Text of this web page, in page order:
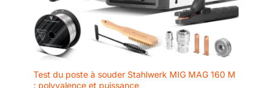
mode 2T/4T réduit la
fatigue pendant les
travaux
prolongés.Mode
2T.Commande semi-
automatique pour les
coupes
Test du poste à souder Stahlwerk MIG MAG 160 M
: polyvalence et puissance